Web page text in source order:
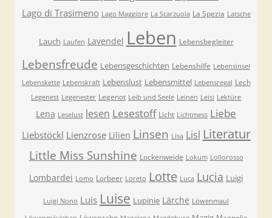
Lago di Trasimeno Lago Maggiore La Scarzuola La Spezia Latsche
Lauch Laufen Lavendel Leben Lebensbegleiter
Lebensfreude Lebensgeschichten Lebenshilfe Lebensinsel
Lebenskette Lebenskraft Lebenslust Lebensmittel Lebensregal Lech
Legenest Legenester Legenot Leib und Seele Leinen Leisi Lektüre
Lena Leselust lesen Lesestoff Licht Lichtmess Liebe
Liebstöckl Lienzrose Lilien Linsen Lisa Lisl Literatur
Little Miss Sunshine Lockenweide Lokum Lollorosso
Lombardei Lomo Lorbeer Loreto Lotte Luca Lucia Luigi
Luigi Nono Luis Luise Lupinie Lärche Löwenmaul